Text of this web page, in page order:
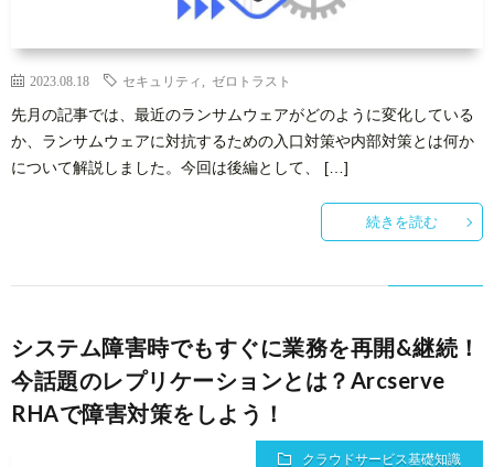
2023.08.18 セキュリティ ゼロトラスト
先月の記事では、最近のランサムウェアがどのように変化している
か、ランサムウェアに対抗するための入口対策や内部対策とは何か
について解説しました。今回は後編として、 […]
続きを読む
システム障害時でもすぐに業務を再開&継続！
今話題のレプリケーションとは？Arcserve
RHAで障害対策をしよう！
クラウドサービス基礎知識